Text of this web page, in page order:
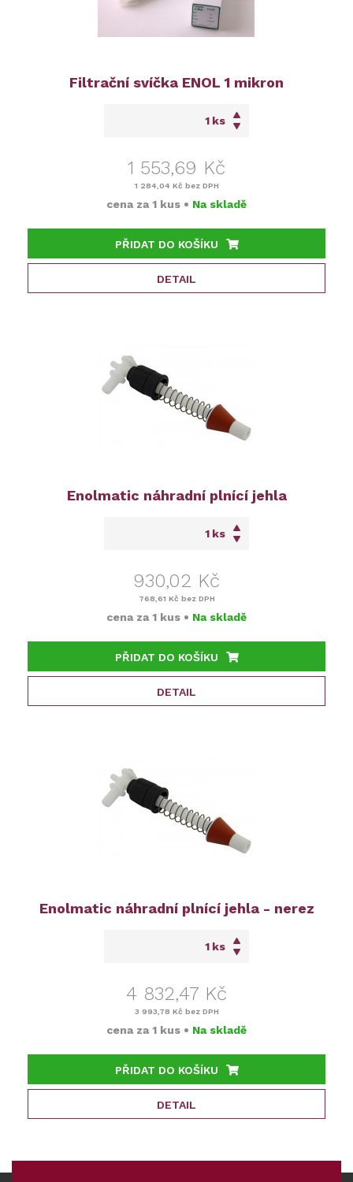
Filtrační svíčka ENOL 1 mikron
ks
1 553,69 Kč
1 284,04 Kč bez DPH
cena za 1 kus • Na skladě
PŘIDAT DO KOŠÍKU
DETAIL
Enolmatic náhradní plnící jehla
ks
930,02 Kč
768,61 Kč bez DPH
cena za 1 kus • Na skladě
PŘIDAT DO KOŠÍKU
DETAIL
Enolmatic náhradní plnící jehla - nerez
ks
4 832,47 Kč
3 993,78 Kč bez DPH
cena za 1 kus • Na skladě
PŘIDAT DO KOŠÍKU
DETAIL